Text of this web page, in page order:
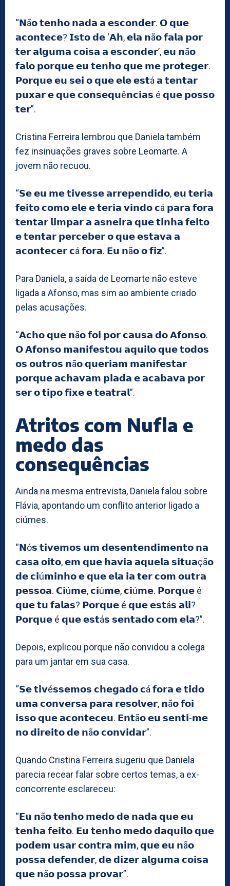
“𝗡ã𝗼 𝘁𝗲𝗻𝗵𝗼 𝗻𝗮𝗱𝗮 𝗮 𝗲𝘀𝗰𝗼𝗻𝗱𝗲𝗿. 𝗢 𝗾𝘂𝗲
𝗮𝗰𝗼𝗻𝘁𝗲𝗰𝗲? 𝗜𝘀𝘁𝗼 𝗱𝗲 ‘𝗔𝗵, 𝗲𝗹𝗮 𝗻ã𝗼 𝗳𝗮𝗹𝗮 𝗽𝗼𝗿
𝘁𝗲𝗿 𝗮𝗹𝗴𝘂𝗺𝗮 𝗰𝗼𝗶𝘀𝗮 𝗮 𝗲𝘀𝗰𝗼𝗻𝗱𝗲𝗿’, 𝗲𝘂 𝗻ã𝗼
𝗳𝗮𝗹𝗼 𝗽𝗼𝗿𝗾𝘂𝗲 𝗲𝘂 𝘁𝗲𝗻𝗵𝗼 𝗾𝘂𝗲 𝗺𝗲 𝗽𝗿𝗼𝘁𝗲𝗴𝗲𝗿.
𝗣𝗼𝗿𝗾𝘂𝗲 𝗲𝘂 𝘀𝗲𝗶 𝗼 𝗾𝘂𝗲 𝗲𝗹𝗲 𝗲𝘀𝘁á 𝗮 𝘁𝗲𝗻𝘁𝗮𝗿
𝗽𝘂𝘅𝗮𝗿 𝗲 𝗾𝘂𝗲 𝗰𝗼𝗻𝘀𝗲𝗾𝘂ê𝗻𝗰𝗶𝗮𝘀 é 𝗾𝘂𝗲 𝗽𝗼𝘀𝘀𝗼
𝘁𝗲𝗿”.
Cristina Ferreira lembrou que Daniela também
fez insinuações graves sobre Leomarte. A
jovem não recuou.
“𝗦𝗲 𝗲𝘂 𝗺𝗲 𝘁𝗶𝘃𝗲𝘀𝘀𝗲 𝗮𝗿𝗿𝗲𝗽𝗲𝗻𝗱𝗶𝗱𝗼, 𝗲𝘂 𝘁𝗲𝗿𝗶𝗮
𝗳𝗲𝗶𝘁𝗼 𝗰𝗼𝗺𝗼 𝗲𝗹𝗲 𝗲 𝘁𝗲𝗿𝗶𝗮 𝘃𝗶𝗻𝗱𝗼 𝗰á 𝗽𝗮𝗿𝗮 𝗳𝗼𝗿𝗮
𝘁𝗲𝗻𝘁𝗮𝗿 𝗹𝗶𝗺𝗽𝗮𝗿 𝗮 𝗮𝘀𝗻𝗲𝗶𝗿𝗮 𝗾𝘂𝗲 𝘁𝗶𝗻𝗵𝗮 𝗳𝗲𝗶𝘁𝗼
𝗲 𝘁𝗲𝗻𝘁𝗮𝗿 𝗽𝗲𝗿𝗰𝗲𝗯𝗲𝗿 𝗼 𝗾𝘂𝗲 𝗲𝘀𝘁𝗮𝘃𝗮 𝗮
𝗮𝗰𝗼𝗻𝘁𝗲𝗰𝗲𝗿 𝗰á 𝗳𝗼𝗿𝗮. 𝗘𝘂 𝗻ã𝗼 𝗼 𝗳𝗶𝘇”.
Para Daniela, a saída de Leomarte não esteve
ligada a Afonso, mas sim ao ambiente criado
pelas acusações.
“𝗔𝗰𝗵𝗼 𝗾𝘂𝗲 𝗻ã𝗼 𝗳𝗼𝗶 𝗽𝗼𝗿 𝗰𝗮𝘂𝘀𝗮 𝗱𝗼 𝗔𝗳𝗼𝗻𝘀𝗼.
𝗢 𝗔𝗳𝗼𝗻𝘀𝗼 𝗺𝗮𝗻𝗶𝗳𝗲𝘀𝘁𝗼𝘂 𝗮𝗾𝘂𝗶𝗹𝗼 𝗾𝘂𝗲 𝘁𝗼𝗱𝗼𝘀
𝗼𝘀 𝗼𝘂𝘁𝗿𝗼𝘀 𝗻ã𝗼 𝗾𝘂𝗲𝗿𝗶𝗮𝗺 𝗺𝗮𝗻𝗶𝗳𝗲𝘀𝘁𝗮𝗿
𝗽𝗼𝗿𝗾𝘂𝗲 𝗮𝗰𝗵𝗮𝘃𝗮𝗺 𝗽𝗶𝗮𝗱𝗮 𝗲 𝗮𝗰𝗮𝗯𝗮𝘃𝗮 𝗽𝗼𝗿
𝘀𝗲𝗿 𝗼 𝘁𝗶𝗽𝗼 𝗳𝗶𝘅𝗲 𝗲 𝘁𝗲𝗮𝘁𝗿𝗮𝗹”.
Atritos com Nufla e
medo das
consequências
Ainda na mesma entrevista, Daniela falou sobre
Flávia, apontando um conflito anterior ligado a
ciúmes.
“𝗡ó𝘀 𝘁𝗶𝘃𝗲𝗺𝗼𝘀 𝘂𝗺 𝗱𝗲𝘀𝗲𝗻𝘁𝗲𝗻𝗱𝗶𝗺𝗲𝗻𝘁𝗼 𝗻𝗮
𝗰𝗮𝘀𝗮 𝗼𝗶𝘁𝗼, 𝗲𝗺 𝗾𝘂𝗲 𝗵𝗮𝘃𝗶𝗮 𝗮𝗾𝘂𝗲𝗹𝗮 𝘀𝗶𝘁𝘂𝗮çã𝗼
𝗱𝗲 𝗰𝗶ú𝗺𝗶𝗻𝗵𝗼 𝗲 𝗾𝘂𝗲 𝗲𝗹𝗮 𝗶𝗮 𝘁𝗲𝗿 𝗰𝗼𝗺 𝗼𝘂𝘁𝗿𝗮
𝗽𝗲𝘀𝘀𝗼𝗮. 𝗖𝗶ú𝗺𝗲, 𝗰𝗶ú𝗺𝗲, 𝗰𝗶ú𝗺𝗲. 𝗣𝗼𝗿𝗾𝘂𝗲 é
𝗾𝘂𝗲 𝘁𝘂 𝗳𝗮𝗹𝗮𝘀? 𝗣𝗼𝗿𝗾𝘂𝗲 é 𝗾𝘂𝗲 𝗲𝘀𝘁á𝘀 𝗮𝗹𝗶?
𝗣𝗼𝗿𝗾𝘂𝗲 é 𝗾𝘂𝗲 𝗲𝘀𝘁á𝘀 𝘀𝗲𝗻𝘁𝗮𝗱𝗼 𝗰𝗼𝗺 𝗲𝗹𝗮?”.
Depois, explicou porque não convidou a colega
para um jantar em sua casa.
“𝗦𝗲 𝘁𝗶𝘃é𝘀𝘀𝗲𝗺𝗼𝘀 𝗰𝗵𝗲𝗴𝗮𝗱𝗼 𝗰á 𝗳𝗼𝗿𝗮 𝗲 𝘁𝗶𝗱𝗼
𝘂𝗺𝗮 𝗰𝗼𝗻𝘃𝗲𝗿𝘀𝗮 𝗽𝗮𝗿𝗮 𝗿𝗲𝘀𝗼𝗹𝘃𝗲𝗿, 𝗻ã𝗼 𝗳𝗼𝗶
𝗶𝘀𝘀𝗼 𝗾𝘂𝗲 𝗮𝗰𝗼𝗻𝘁𝗲𝗰𝗲𝘂. 𝗘𝗻𝘁ã𝗼 𝗲𝘂 𝘀𝗲𝗻𝘁𝗶-𝗺𝗲
𝗻𝗼 𝗱𝗶𝗿𝗲𝗶𝘁𝗼 𝗱𝗲 𝗻ã𝗼 𝗰𝗼𝗻𝘃𝗶𝗱𝗮𝗿”.
Quando Cristina Ferreira sugeriu que Daniela
parecia recear falar sobre certos temas, a ex-
concorrente esclareceu:
“𝗘𝘂 𝗻ã𝗼 𝘁𝗲𝗻𝗵𝗼 𝗺𝗲𝗱𝗼 𝗱𝗲 𝗻𝗮𝗱𝗮 𝗾𝘂𝗲 𝗲𝘂
𝘁𝗲𝗻𝗵𝗮 𝗳𝗲𝗶𝘁𝗼. 𝗘𝘂 𝘁𝗲𝗻𝗵𝗼 𝗺𝗲𝗱𝗼 𝗱𝗮𝗾𝘂𝗶𝗹𝗼 𝗾𝘂𝗲
𝗽𝗼𝗱𝗲𝗺 𝘂𝘀𝗮𝗿 𝗰𝗼𝗻𝘁𝗿𝗮 𝗺𝗶𝗺, 𝗾𝘂𝗲 𝗲𝘂 𝗻ã𝗼
𝗽𝗼𝘀𝘀𝗮 𝗱𝗲𝗳𝗲𝗻𝗱𝗲𝗿, 𝗱𝗲 𝗱𝗶𝘇𝗲𝗿 𝗮𝗹𝗴𝘂𝗺𝗮 𝗰𝗼𝗶𝘀𝗮
𝗾𝘂𝗲 𝗻ã𝗼 𝗽𝗼𝘀𝘀𝗮 𝗽𝗿𝗼𝘃𝗮𝗿”.